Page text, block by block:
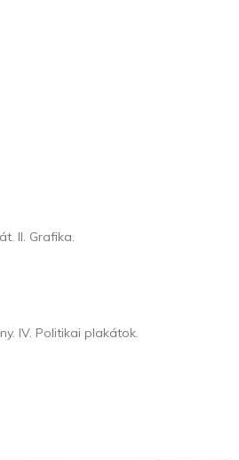
II. Grafika.
IV. Politikai plakátok.